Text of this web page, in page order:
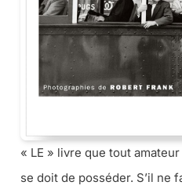
« LE » livre que tout
se doit de posséder. S’il ne